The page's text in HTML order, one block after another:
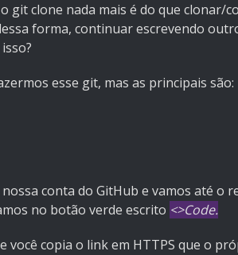
git clone nada mais é do que clonar/
forma, continuar escrevendo
esse git, mas as principais são:
conta do GitHub e vamos até o
no botão verde escrito <>Code.
você copia o link em HTTPS que o